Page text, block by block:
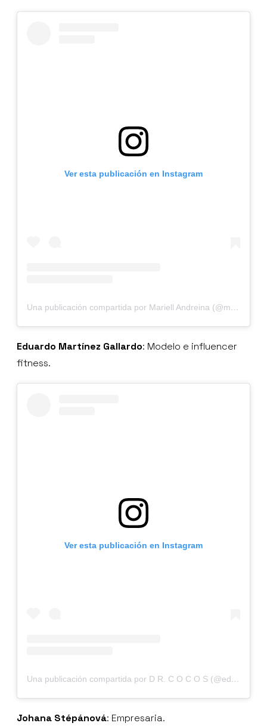
Ver esta publicación en Instagram
Una publicación compartida por Mariell Andreina (@mariell_andreina)
Eduardo Martínez Gallardo: Modelo e influencer
fitness.
Ver esta publicación en Instagram
Una publicación compartida por D R. C O C O S (@edumartinezmx)
Johana Stépánová: Empresaria.